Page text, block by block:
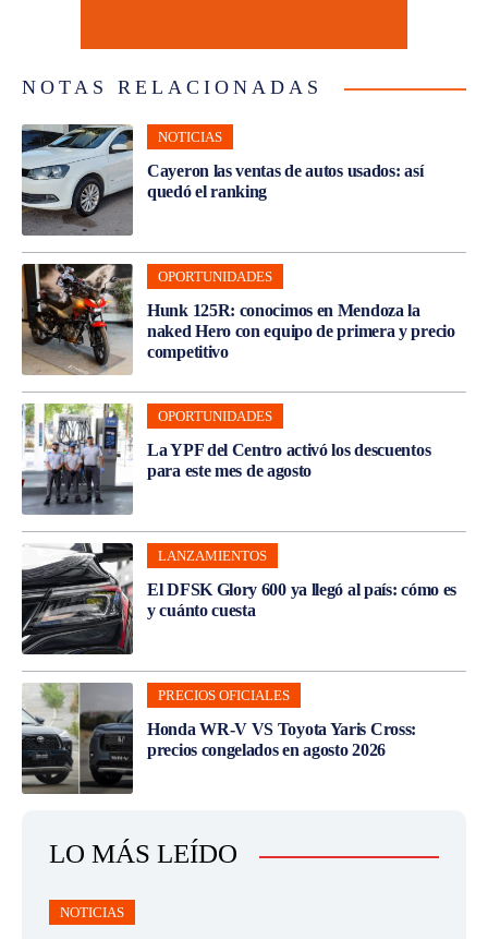
NOTAS RELACIONADAS
NOTICIAS
Cayeron las ventas de autos usados: así
quedó el ranking
OPORTUNIDADES
Hunk 125R: conocimos en Mendoza la
naked Hero con equipo de primera y precio
competitivo
OPORTUNIDADES
La YPF del Centro activó los descuentos
para este mes de agosto
LANZAMIENTOS
El DFSK Glory 600 ya llegó al país: cómo es
y cuánto cuesta
PRECIOS OFICIALES
Honda WR-V VS Toyota Yaris Cross:
precios congelados en agosto 2026
LO MÁS LEÍDO
NOTICIAS